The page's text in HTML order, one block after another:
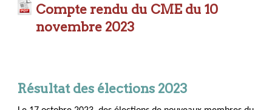
Compte rendu du CME du 10
novembre 2023
Résultat des élections 2023